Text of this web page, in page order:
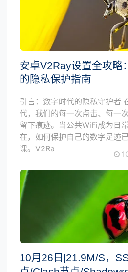
安卓V2Ray设置全攻略
的隐私保护指南
引言：数字时代的隐私守护者
代，我们的每一次点击、每一
留下痕迹。当公共WiFi成为日
在，如何保护自己的数字足迹
课。V2Ra
10月26日|21.9M/S，